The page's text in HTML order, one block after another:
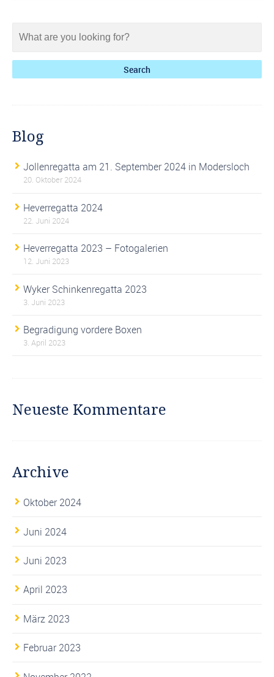
Blog
Jollenregatta am 21. September 2024 in Modersloch
20. Oktober 2024
Heverregatta 2024
22. Juni 2024
Heverregatta 2023 – Fotogalerien
12. Juni 2023
Wyker Schinkenregatta 2023
3. Juni 2023
Begradigung vordere Boxen
3. April 2023
Neueste Kommentare
Archive
Oktober 2024
Juni 2024
Juni 2023
April 2023
März 2023
Februar 2023